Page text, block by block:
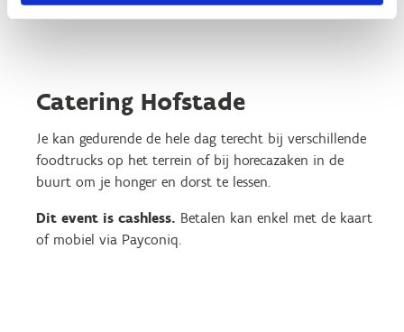
Catering Hofstade
Je kan gedurende de hele dag terecht bij verschillende
foodtrucks op het terrein of bij horecazaken in de
buurt om je honger en dorst te lessen.
Dit event is cashless. Betalen kan enkel met de kaart
of mobiel via Payconiq.